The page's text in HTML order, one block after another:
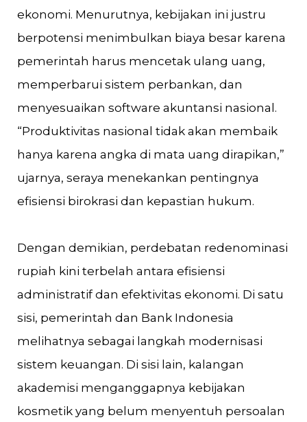
ekonomi. Menurutnya, kebijakan ini justru
berpotensi menimbulkan biaya besar karena
pemerintah harus mencetak ulang uang,
memperbarui sistem perbankan, dan
menyesuaikan software akuntansi nasional.
“Produktivitas nasional tidak akan membaik
hanya karena angka di mata uang dirapikan,”
ujarnya, seraya menekankan pentingnya
efisiensi birokrasi dan kepastian hukum.
Dengan demikian, perdebatan redenominasi
rupiah kini terbelah antara efisiensi
administratif dan efektivitas ekonomi. Di satu
sisi, pemerintah dan Bank Indonesia
melihatnya sebagai langkah modernisasi
sistem keuangan. Di sisi lain, kalangan
akademisi menganggapnya kebijakan
kosmetik yang belum menyentuh persoalan